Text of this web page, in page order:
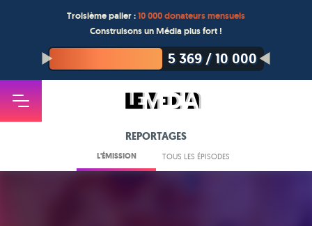
Troisième palier :10 000 donateurs mensuels
Construisons un Média plus fort !
5 369/10 000
REPORTAGES
L'ÉMISSION TOUS LES ÉPISODES